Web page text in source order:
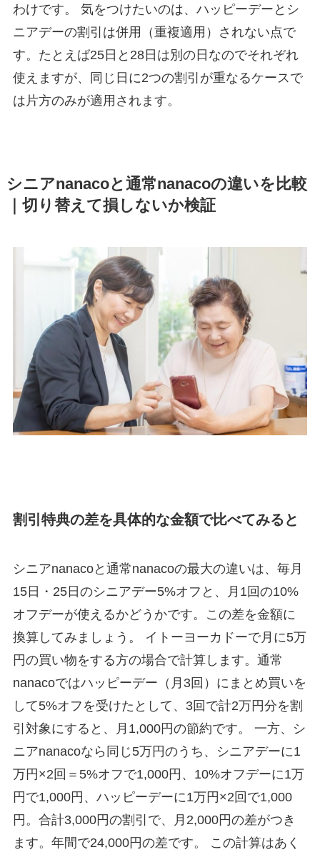
わけです。 気をつけたいのは、ハッピーデーとシ
ニアデーの割引は併用（重複適用）されない点で
す。たとえば25日と28日は別の日なのでそれぞれ
使えますが、同じ日に2つの割引が重なるケースで
は片方のみが適用されます。
シニアnanacoと通常nanacoの違いを比較
｜切り替えて損しないか検証
割引特典の差を具体的な金額で比べてみると
シニアnanacoと通常nanacoの最大の違いは、毎月
15日・25日のシニアデー5%オフと、月1回の10%
オフデーが使えるかどうかです。この差を金額に
換算してみましょう。 イトーヨーカドーで月に5万
円の買い物をする方の場合で計算します。通常
nanacoではハッピーデー（月3回）にまとめ買いを
して5%オフを受けたとして、3回で計2万円分を割
引対象にすると、月1,000円の節約です。 一方、シ
ニアnanacoなら同じ5万円のうち、シニアデーに1
万円×2回＝5%オフで1,000円、10%オフデーに1万
円で1,000円、ハッピーデーに1万円×2回で1,000
円。合計3,000円の割引で、月2,000円の差がつき
ます。年間で24,000円の差です。 この計算はあく